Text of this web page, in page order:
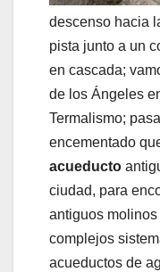
descenso hacia
pista junto a un
en cascada;
de los Ángeles
Termalismo;
encementado
acueducto
ciudad, para
antiguos
complejos
acueductos de